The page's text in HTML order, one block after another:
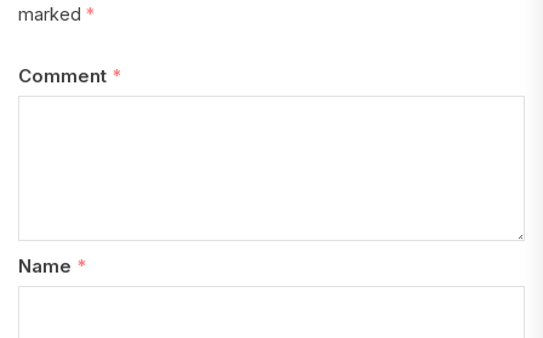
marked *
Comment *
Name *